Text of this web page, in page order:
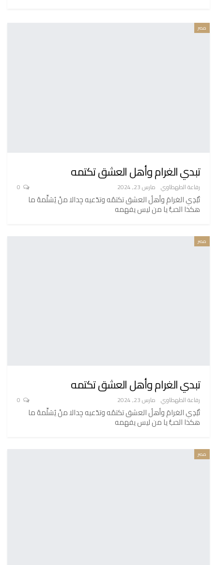
مصر
تبدي الغرام وأهل العشق تكتمه
رفاعة الطهطاوي مارس 23, 2024
تُبْدِي الغرامَ وأهلُ العشق تكتمُه وتدّعيه جِدالا منْ يُسَلِّمهُ ما
هكذا الحبُّ يا من ليس يفهمه
مصر
تبدي الغرام وأهل العشق تكتمه
رفاعة الطهطاوي مارس 23, 2024
تُبْدِي الغرامَ وأهلُ العشق تكتمُه وتدّعيه جِدالا منْ يُسَلِّمهُ ما
هكذا الحبُّ يا من ليس يفهمه
مصر